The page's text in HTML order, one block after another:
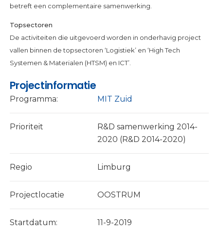
betreft een complementaire samenwerking.
Topsectoren
De activiteiten die uitgevoerd worden in onderhavig project
vallen binnen de topsectoren ‘Logistiek’ en ‘High Tech
Systemen & Materialen (HTSM) en ICT’.
Projectinformatie
Programma: MIT Zuid
Prioriteit
R&D samenwerking 2014-
2020 (R&D 2014-2020)
Regio Limburg
Projectlocatie OOSTRUM
Startdatum:
11-9-2019